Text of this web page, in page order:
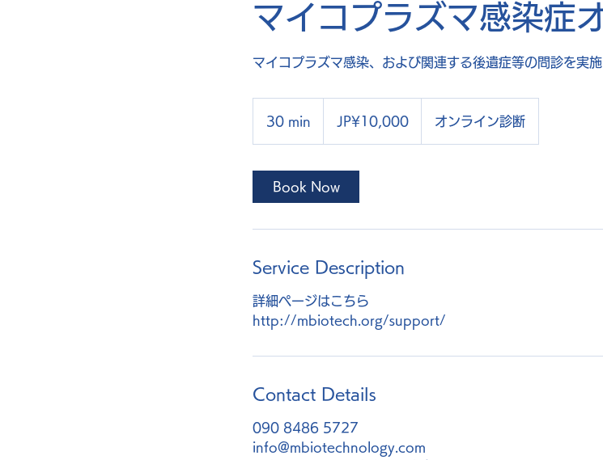
マイコプラズマ感染症
マイコプラズマ感染、および関連する後遺症等の問診を実
30 min
i
JP¥10,000 オンライン診断
Book Now
Service Description
詳細ページはこちら
Contact Details
090 8486 5727
info@mbiotechnology.com